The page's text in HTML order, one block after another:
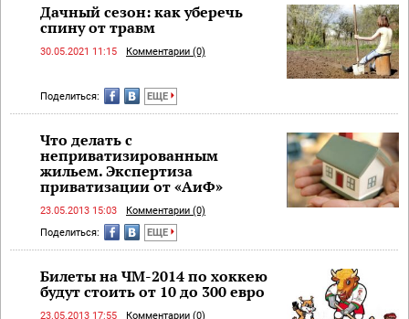
Дачный сезон: как уберечь
спину от травм
30.05.2021 11:15 Комментарии (0)
Поделиться: ЕЩЕ
Что делать с
неприватизированным
жильем. Экспертиза
приватизации от «АиФ»
23.05.2013 15:03
Комментарии (0)
Поделиться:
ЕЩЕ
Билеты на ЧМ-2014 по хоккею
будут стоить от 10 до 300 евро
23.05.2013 17:55 Комментарии (0)